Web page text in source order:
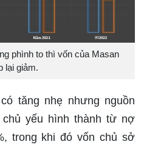
phình to thì vốn của Masan
lại giảm.
tăng nhẹ nhưng nguồn
yếu hình thành từ nợ
trong khi đó vốn chủ sở